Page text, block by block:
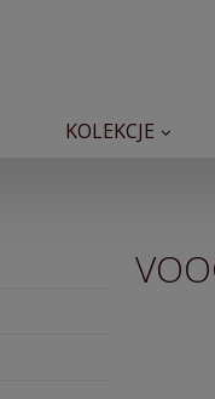
KOLEKCJE